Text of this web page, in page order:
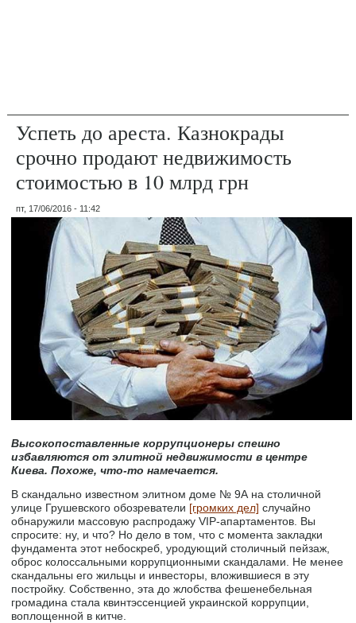
Успеть до ареста. Казнокрады
срочно продают недвижимость
стоимостью в 10 млрд грн
пт, 17/06/2016 - 11:42
Высокопоставленные коррупционеры спешно
избавляются от элитной недвижимости в центре
Киева. Похоже, что-то намечается.
В скандально известном элитном доме № 9А на столичной
улице Грушевского обозреватели [громких дел] случайно
обнаружили массовую распродажу VIP-апартаментов. Вы
спросите: ну, и что? Но дело в том, что с момента закладки
фундамента этот небоскреб, уродующий столичный пейзаж,
оброс колоссальными коррупционными скандалами. Не менее
скандальны его жильцы и инвесторы, вложившиеся в эту
постройку. Собственно, эта до жлобства фешенебельная
громадина стала квинтэссенцией украинской коррупции,
воплощенной в китче.